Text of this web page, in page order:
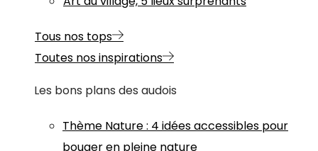
Tous nos tops
Toutes nos inspirations
Les bons plans des audois
Thème Nature: 4 idées accessibles pour
bouger en pleine nature